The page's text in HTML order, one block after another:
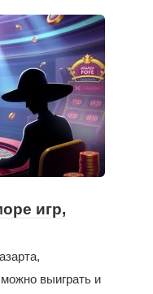
игр,
можно выиграть и